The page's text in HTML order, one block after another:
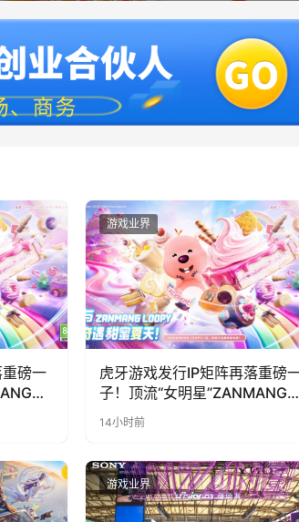
磅一
消消
游戏业界
虎牙游戏发行IP矩阵再落重磅
子！顶流“女明星”ZANMANG
LOOPY 正版3D消除手游《消
奇遇》惊喜曝光
14小时前
游戏业界